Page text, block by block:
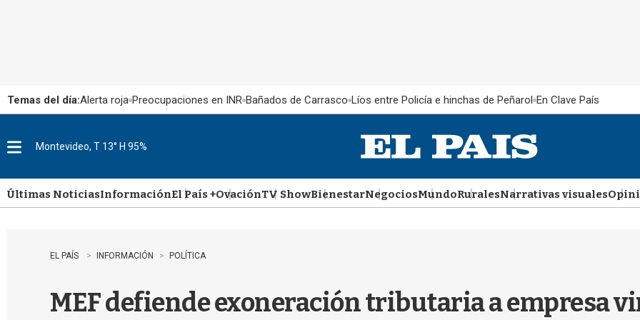
Temas del día:Alerta roja Preocupaciones en INR Bañados de Carrasco Líos entre Policía e hinchas de Peñarol En Clave País
u
Montevideo, T 13° H 95%
Últimas NoticiasInformaciónEl País +OvaciónTV ShowBienestarNegociosMundoRuralesNarrativas visuales
EL PAÍS INFORMACIÓN POLÍTICA
MEF defiende exoneración tributaria a empresa